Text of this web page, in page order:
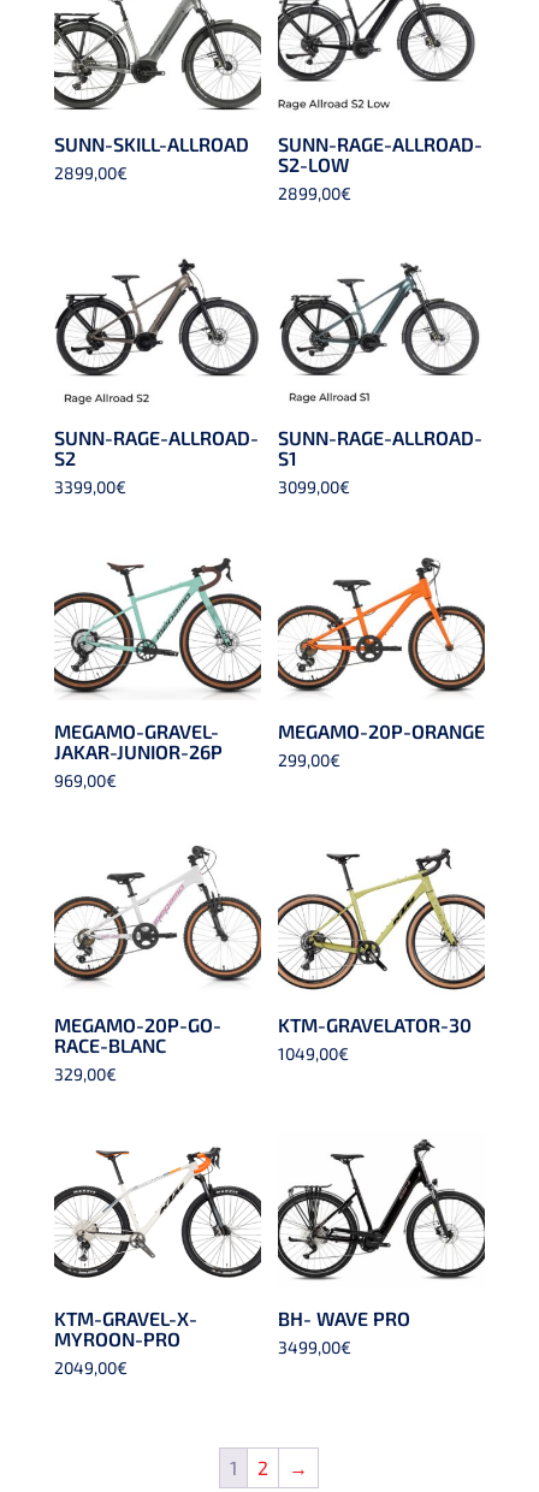
SUNN-SKILL-ALLROAD
2899,00€
SUNN-RAGE-ALLROAD-
S2-LOW
2899,00€
SUNN-RAGE-ALLROAD-
S2
3399,00€
SUNN-RAGE-ALLROAD-
S1
3099,00€
MEGAMO-GRAVEL-
JAKAR-JUNIOR-26P
969,00€
MEGAMO-20P-ORANGE
299,00€
MEGAMO-20P-GO-
RACE-BLANC
329,00€
KTM-GRAVELATOR-30
1049,00€
KTM-GRAVEL-X-
MYROON-PRO
2049,00€
BH- WAVE PRO
3499,00€
1 2 →